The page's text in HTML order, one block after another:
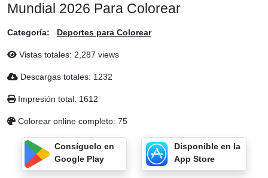
Mundial 2026 Para Colorear
Categoría: Deportes para Colorear
Vistas totales: 2,287 views
Descargas totales: 1232
Impresión total: 1612
Colorear online completo: 75
Consíguelo en
Google Play
Disponible en la
App Store